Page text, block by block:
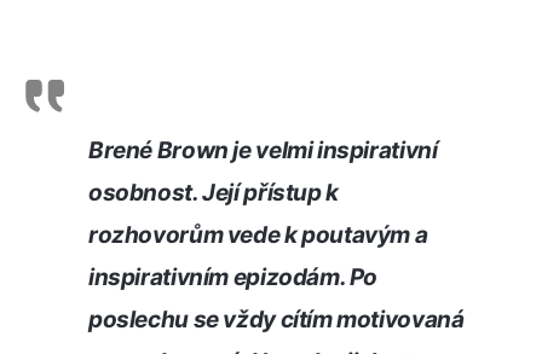
Brené Brown je velmi inspirativní
osobnost. Její přístup k
rozhovorům vede k poutavým a
inspirativním epizodám. Po
poslechu se vždy cítím motivovaná